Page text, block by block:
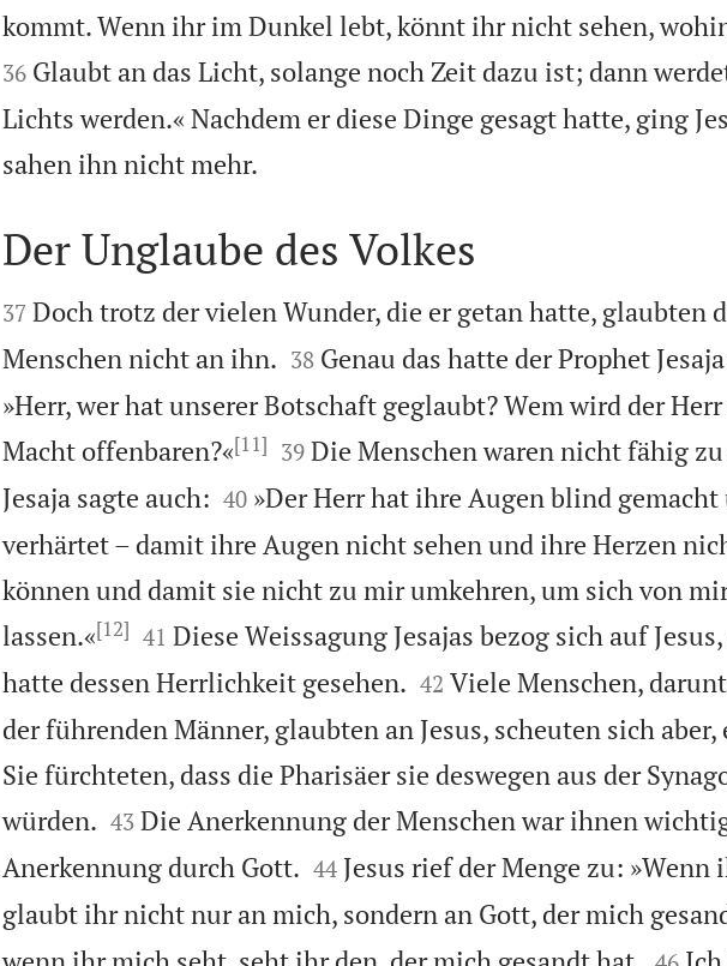
kommt. Wenn ihr im Dunkel lebt, könnt ihr nicht sehen,
36 Glaubt an das Licht, solange noch Zeit dazu ist; dann
Lichts werden.« Nachdem er diese Dinge gesagt hatte, ging
sahen ihn nicht mehr.

Der Unglaube des Volkes

37 Doch trotz der vielen Wunder, die er getan hatte, glaubten
Menschen nicht an ihn.
38 Genau das hatte der Prophet
»Herr, wer hat unserer Botschaft geglaubt? Wem wird der
Macht offenbaren?«[11]
39 Die Menschen waren nicht fähig
Jesaja sagte auch:
40 »Der Herr hat ihre Augen blind
verhärtet – damit ihre Augen nicht sehen und ihre Herzen
können und damit sie nicht zu mir umkehren, um sich von
lassen.«[12]
41 Diese Weissagung Jesajas bezog sich auf
hatte dessen Herrlichkeit gesehen.
42 Viele Menschen,
der führenden Männer, glaubten an Jesus, scheuten sich aber,
Sie fürchteten, dass die Pharisäer sie deswegen aus der
würden.
43 Die Anerkennung der Menschen war ihnen
Anerkennung durch Gott.
44 Jesus rief der Menge zu:
glaubt ihr nicht nur an mich, sondern an Gott, der mich